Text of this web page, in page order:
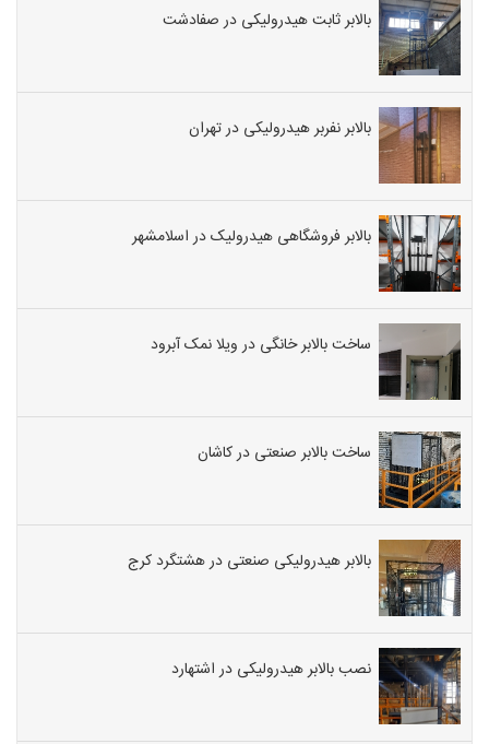
بالابر ثابت هیدرولیکی در صفادشت
بالابر نفربر هیدرولیکی در تهران
بالابر فروشگاهی هیدرولیک در اسلامشهر
ساخت بالابر خانگی در ویلا نمک آبرود
ساخت بالابر صنعتی در کاشان
بالابر هیدرولیکی صنعتی در هشتگرد کرج
نصب بالابر هیدرولیکی در اشتهارد